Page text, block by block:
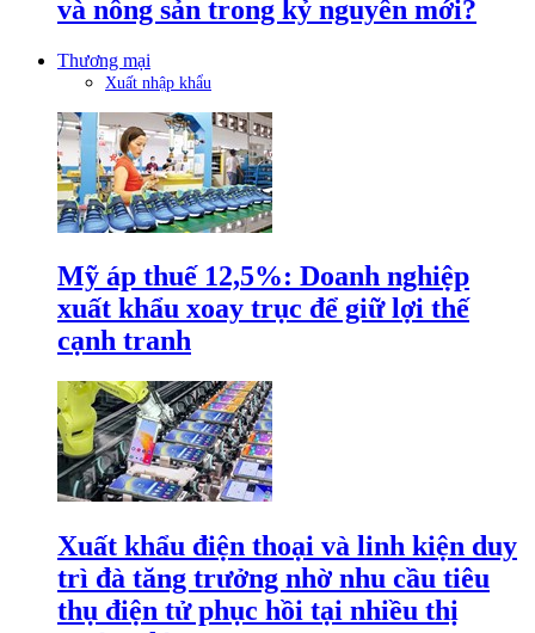
và nông sản trong kỷ nguyên mới?
Thương mại
Xuất nhập khẩu
Mỹ áp thuế 12,5%: Doanh nghiệp
xuất khẩu xoay trục để giữ lợi thế
cạnh tranh
Xuất khẩu điện thoại và linh kiện duy
trì đà tăng trưởng nhờ nhu cầu tiêu
thụ điện tử phục hồi tại nhiều thị